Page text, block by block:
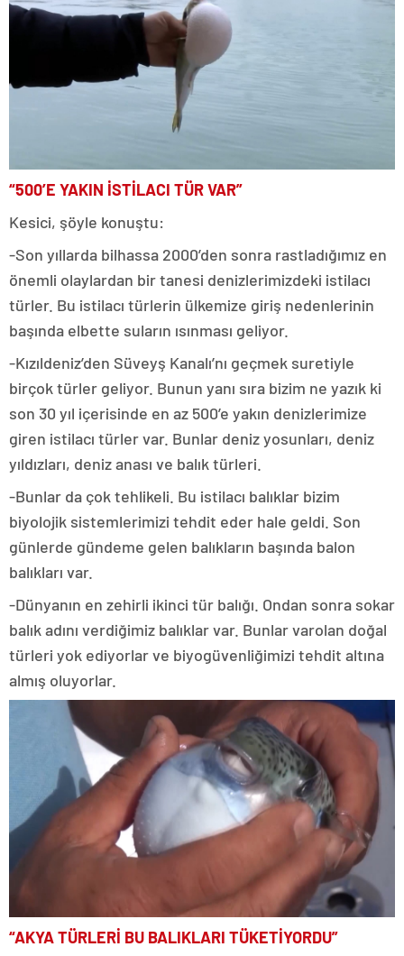
“500’E YAKIN İSTİLACI TÜR VAR”
Kesici, şöyle konuştu:
-Son yıllarda bilhassa 2000’den sonra rastladığımız en
önemli olaylardan bir tanesi denizlerimizdeki istilacı
türler. Bu istilacı türlerin ülkemize giriş nedenlerinin
başında elbette suların ısınması geliyor.
-Kızıldeniz’den Süveyş Kanalı’nı geçmek suretiyle
birçok türler geliyor. Bunun yanı sıra bizim ne yazık ki
son 30 yıl içerisinde en az 500’e yakın denizlerimize
giren istilacı türler var. Bunlar deniz yosunları, deniz
yıldızları, deniz anası ve balık türleri.
-Bunlar da çok tehlikeli. Bu istilacı balıklar bizim
biyolojik sistemlerimizi tehdit eder hale geldi. Son
günlerde gündeme gelen balıkların başında balon
balıkları var.
-Dünyanın en zehirli ikinci tür balığı. Ondan sonra sokar
balık adını verdiğimiz balıklar var. Bunlar varolan doğal
türleri yok ediyorlar ve biyogüvenliğimizi tehdit altına
almış oluyorlar.
“AKYA TÜRLERİ BU BALIKLARI TÜKETİYORDU”